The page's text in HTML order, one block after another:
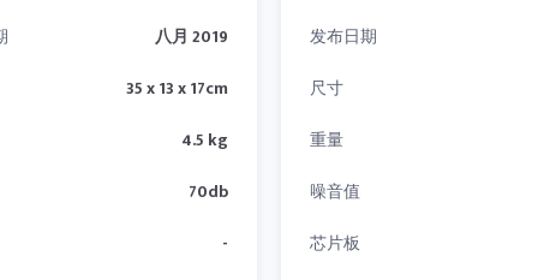
八月 2019
35 x 13 x 17cm
4.5 kg
70db
-
发布日期
尺寸
重量
噪音值
芯片板